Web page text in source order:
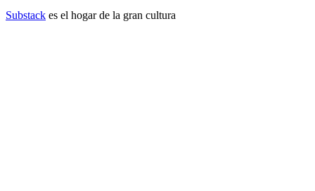
Substack es el hogar de la gran cultura